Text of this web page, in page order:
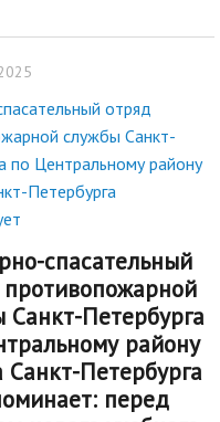
отряд
службы Санкт-
по Центральному району
Петербурга
спасательный
Санкт-Петербурга
району
Санкт-Петербурга
перед